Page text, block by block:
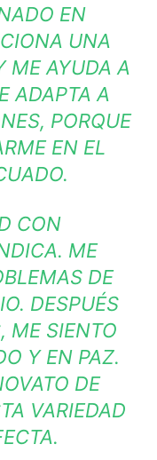
EN
UNA
ME AYUDA A
ADAPTA A
PORQUE
EN EL
CON
ME
DE
DESPUÉS
ME SIENTO
Y EN PAZ.
DE
VARIEDAD